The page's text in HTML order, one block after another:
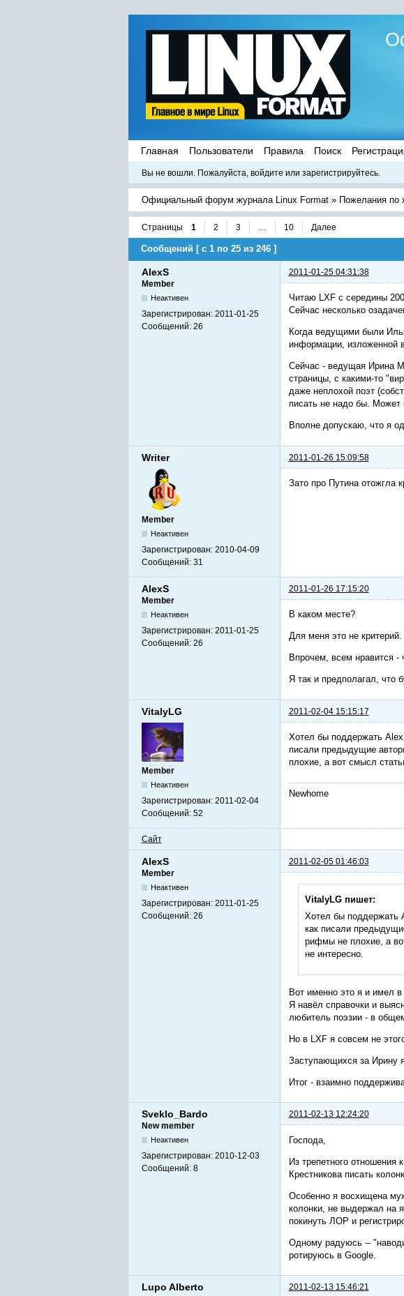
Главная Пользователи Правила Поиск
Вы не вошли. Пожалуйста, войдите или зарегистрируйтесь.
Официальный форум журнала Linux Format » Пожелания по
Страницы 1 2 3 10 Далее
Сообщений [ с 1 по 25 из 246 ]
AlexS
2011-01-25 04:31:38
Member
Неактивен
Зарегистрирован: 2011-01-25
Сообщений: 26
Читаю LXF с середины
Сейчас несколько
Когда ведущими были
информации, изложенной
Сейчас - ведущая Ирина
страницы, с какими-то
даже неплохой поэт
писать не надо бы. Может
Вполне допускаю, что я
Writer 2011-01-26 15:09:58
Member
Неактивен
Зарегистрирован: 2010-04-09
Сообщений: 31
Зато про Путина отожгла
AlexS
2011-01-26 17:15:20
Member
Неактивен
Зарегистрирован: 2011-01-25
Сообщений: 26
В каком месте?
Для меня это не критерий.
Впрочем, всем нравится -
Я так и предполагал, что
VitalyLG 2011-02-04 15:15:17
Member
Неактивен
Зарегистрирован: 2011-02-04
Сообщений: 52
Хотел бы поддержать
писали предыдущие
плохие, а вот смысл
Newhome
Сайт
AlexS
2011-02-05 01:46:03
Member
Неактивен
Зарегистрирован: 2011-01-25
Сообщений: 26
VitalyLG пишет:
Хотел бы поддержать
как писали
рифмы не плохие, а
не интересно.
Вот именно это я и имел в
Я навёл справочки и
любитель поэзии - в
Но в LXF я совсем не
Заступающихся за Ирину
Итог - взаимно
Sveklo_Bardo
2011-02-13 12:24:20
New member
Неактивен
Зарегистрирован: 2010-12-03
Сообщений: 8
Господа,
Из трепетного отношения
Крестникова писать
Особенно я восхищена
колонки, не выдержал на
покинуть ЛОР и
Одному радуюсь --
ротируюсь в Google.
Lupo Alberto 2011-02-13 15:46:21